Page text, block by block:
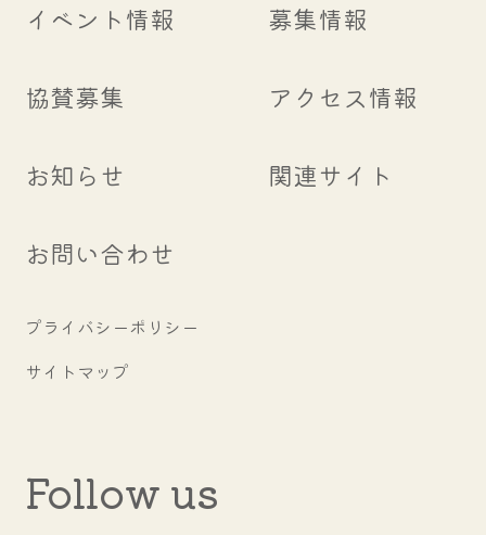
イベント情報 募集情報
協賛募集 アクセス情報
お知らせ 関連サイト
お問い合わせ
プライバシーポリシー
サイトマップ
Follow us